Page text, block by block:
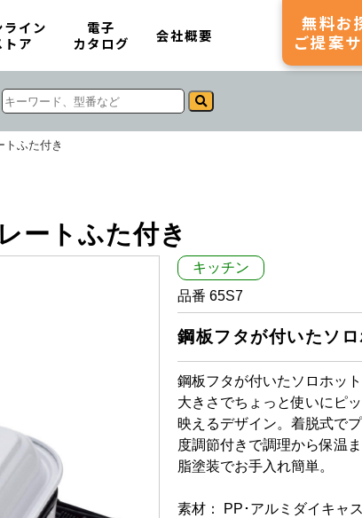
ライン
トア
電子
カタログ
会社概要
無料お
ご提案
トふた付き
ートふた付き
キッチン
品番 65S7
鋼板フタが付いたソロ
鋼板フタが付いたソロホッ
大きさでちょっと使いにピ
映えるデザイン。着脱式で
度調節付きで調理から保温
脂塗装でお手入れ簡単。
素材： PP･アルミダイキャ